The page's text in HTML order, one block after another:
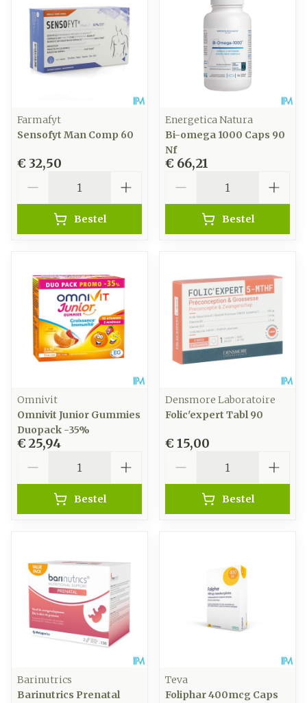
Farmafyt
Sensofyt Man Comp 60
€ 32,50
Bestel
Energetica Natura
Bi-omega 1000 Caps 90
Nf
€ 66,21
Bestel
Omnivit
Omnivit Junior Gummies
Duopack -35%
€ 25,94
Bestel
Densmore Laboratoire
Folic'expert Tabl 90
€ 15,00
Bestel
Barinutrics
Barinutrics Prenatal
Teva
Foliphar 400mcg Caps